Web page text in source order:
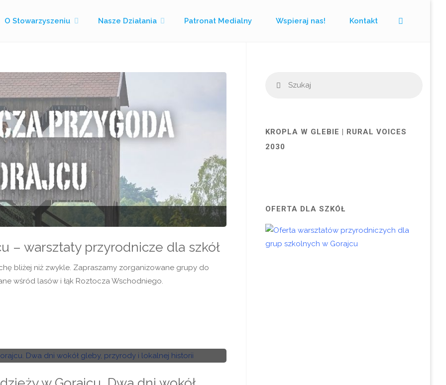
O Stowarzyszeniu Nasze Działania Patronat Medialny Wspieraj nas! Kontakt
– warsztaty przyrodnicze dla szkół
bliżej niż zwykle. Zapraszamy zorganizowane grupy do
wśród lasów i łąk Roztocza Wschodniego.
Szukaj
KROPLA W GLEBIE | RURAL VOICES
2030
OFERTA DLA SZKÓŁ